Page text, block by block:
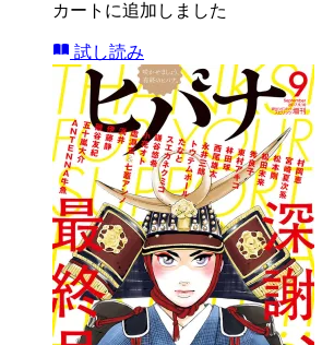
カートに追加しました
試し読み